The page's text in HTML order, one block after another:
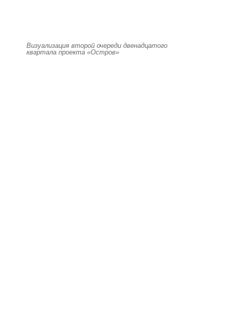
Визуализация второй очереди двенадцатого
квартала проекта «Остров»